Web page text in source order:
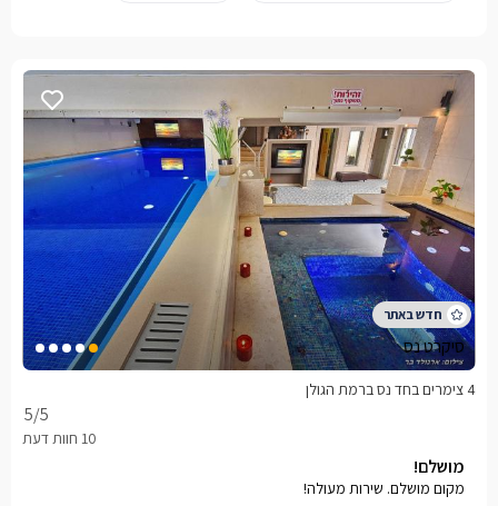
סיקרט נס
5/5
4 צימרים בחד נס ברמת הגולן
מושלם!
מקום מושלם. שירות מעולה!